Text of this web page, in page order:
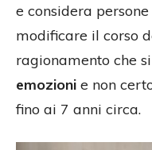
e considera
modificare il corso
ragionamento che
emozioni e non
fino ai 7 anni circa.